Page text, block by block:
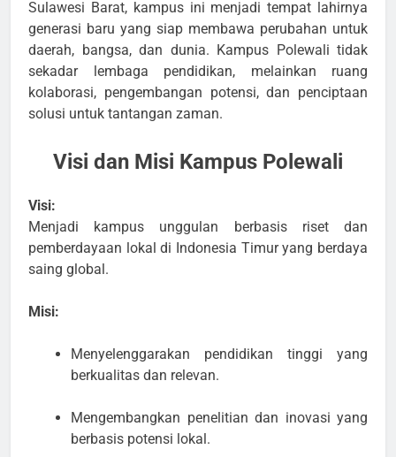
Sulawesi Barat, kampus ini menjadi tempat lahirnya
generasi baru yang siap membawa perubahan untuk
daerah, bangsa, dan dunia. Kampus Polewali tidak
sekadar lembaga pendidikan, melainkan ruang
kolaborasi, pengembangan potensi, dan penciptaan
solusi untuk tantangan zaman.
Visi dan Misi Kampus Polewali
Visi:
Menjadi kampus unggulan berbasis riset dan
pemberdayaan lokal di Indonesia Timur yang berdaya
saing global.
Misi:
Menyelenggarakan pendidikan tinggi yang
berkualitas dan relevan.
Mengembangkan penelitian dan inovasi yang
berbasis potensi lokal.